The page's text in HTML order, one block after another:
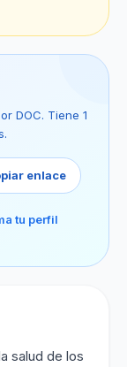
DOC. Tiene 1
enlace
tu perfil
salud de los